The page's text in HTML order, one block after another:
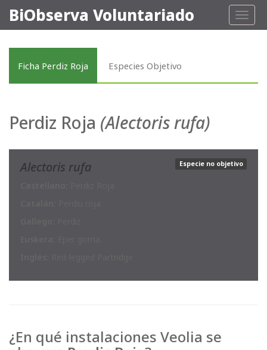
Toggle
BiObserva Voluntariado
Ficha Perdiz Roja Especies Objetivo
Perdiz Roja (Alectoris rufa)
Alectoris rufa Especie no objetivo
¿En qué instalaciones Veolia se